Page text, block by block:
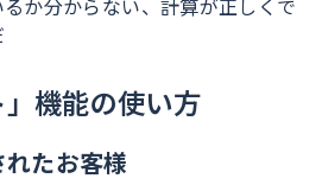
か分からない、計算が正しくで
」機能の使い方
たお客様